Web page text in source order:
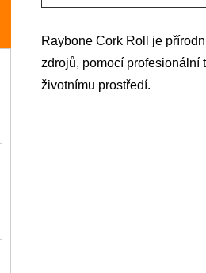
Raybone Cork Roll je
zdrojů, pomocí profesionální
životnímu prostředí.